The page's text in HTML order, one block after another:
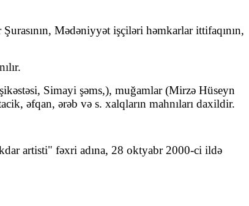
Mədəniyyət işçiləri həmkarlar ittifaqının,
Simayi şəms,), muğamlar (Mirzə Hüseyn
əfqan, ərəb və s. xalqların mahnıları daxildir.
artisti" fəxri adına, 28 oktyabr 2000-ci ildə